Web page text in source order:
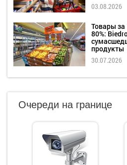
03.08.2026
Товары за
80%:
продукты
30.07.2026
Очереди на границе